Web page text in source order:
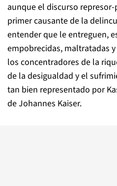
aunque el discurso
primer causante de la
entender que le entreguen,
empobrecidas, maltratadas
los concentradores de la
de la desigualdad y el
tan bien representado por
de Johannes Kaiser.